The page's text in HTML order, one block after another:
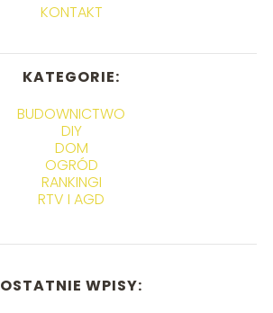
KONTAKT
KATEGORIE:
BUDOWNICTWO
DIY
DOM
OGRÓD
RANKINGI
RTV I AGD
OSTATNIE WPISY: